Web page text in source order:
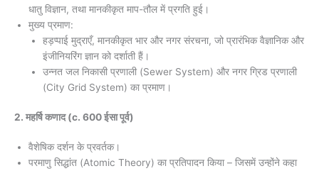
धातु विज्ञान, तथा मानकीकृत माप-तौल में प्रगति हुई।
मुख्य प्रमाण:
हड़प्पाई मुद्राएँ, मानकीकृत भार और नगर संरचना, जो प्रारंभिक वैज्ञानिक और
इंजीनियरिंग ज्ञान को दर्शाती हैं।
उन्नत जल निकासी प्रणाली (Sewer System) और नगर ग्रिड प्रणाली
(City Grid System) का प्रमाण।
2. महर्षि कणाद (c. 600 ईसा पूर्व)
वैशेषिक दर्शन के प्रवर्तक।
परमाणु सिद्धांत (Atomic Theory) का प्रतिपादन किया – जिसमें उन्होंने कहा